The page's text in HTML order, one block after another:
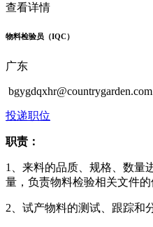
查看详情
物料检验员（IQC）
广东
投递职位
职责：
1、来料的品质、规格、数量
量，负责物料检验相关文件的
2、试产物料的测试、跟踪和